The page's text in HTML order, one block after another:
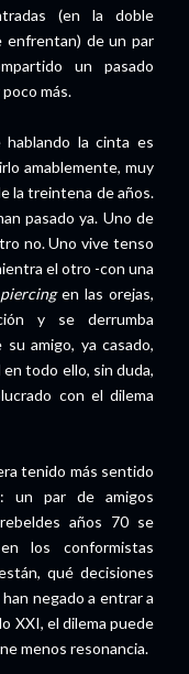
(en la doble
enfrentan) de un par
un pasado
más.
hablando la cinta es
amablemente, muy
la treintena de años.
pasado ya. Uno de
no. Uno vive tenso
el otro -con una
piercingen las orejas,
y se derrumba
amigo, ya casado,
todo ello, sin duda,
con el dilema
tenido más sentido
un par de amigos
años 70 se
los conformistas
qué decisiones
negado a entrar a
XXI, el dilema puede
menos resonancia.